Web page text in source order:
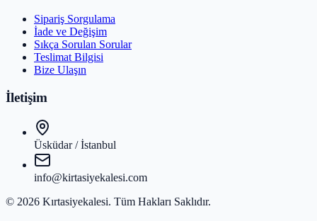
Sipariş Sorgulama
İade ve Değişim
Sıkça Sorulan Sorular
Teslimat Bilgisi
Bize Ulaşın
İletişim
Üsküdar / İstanbul
info@kirtasiyekalesi.com
© 2026 Kırtasiyekalesi. Tüm Hakları Saklıdır.